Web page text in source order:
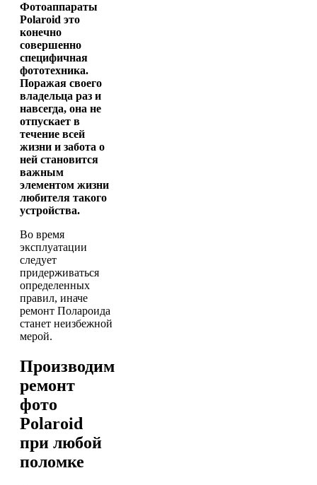
Фотоаппараты
Polaroid это
конечно
совершенно
специфичная
фототехника.
Поражая своего
владельца раз и
навсегда, она не
отпускает в
течение всей
жизни и забота о
ней становится
важным
элементом жизни
любителя такого
устройства.
Во время
эксплуатации
следует
придерживаться
определенных
правил, иначе
ремонт Полароида
станет неизбежной
мерой.
Производим
ремонт
фото
Polaroid
при любой
поломке